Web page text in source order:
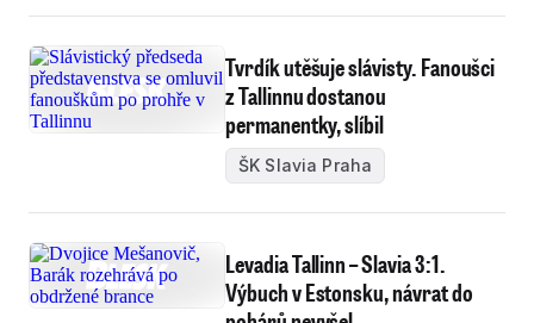
Tvrdík utěšuje slávisty. Fanoušci
z Tallinnu dostanou
permanentky, slíbil
ŠK Slavia Praha
Levadia Tallinn – Slavia 3:1.
Výbuch v Estonsku, návrat do